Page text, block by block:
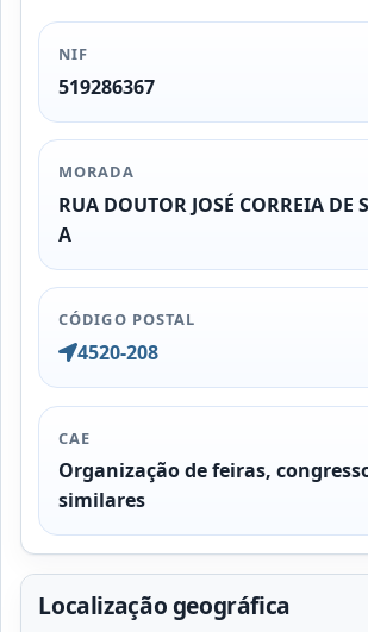
NIF
519286367
MORADA
RUA DOUTOR JOSÉ CORREIA DE
A
CÓDIGO POSTAL
4520-208
CAE
Organização de feiras,
similares
Localização geográfica